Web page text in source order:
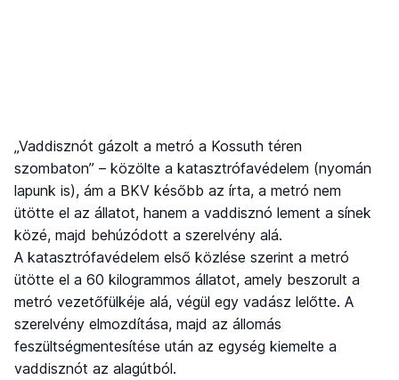
„Vaddisznót gázolt a metró a Kossuth téren
szombaton” – közölte a katasztrófavédelem (nyomán
lapunk is), ám a BKV később az írta, a metró nem
ütötte el az állatot, hanem a vaddisznó lement a sínek
közé, majd behúzódott a szerelvény alá.
A katasztrófavédelem első közlése szerint a metró
ütötte el a 60 kilogrammos állatot, amely beszorult a
metró vezetőfülkéje alá, végül egy vadász lelőtte. A
szerelvény elmozdítása, majd az állomás
feszültségmentesítése után az egység kiemelte a
vaddisznót az alagútból.